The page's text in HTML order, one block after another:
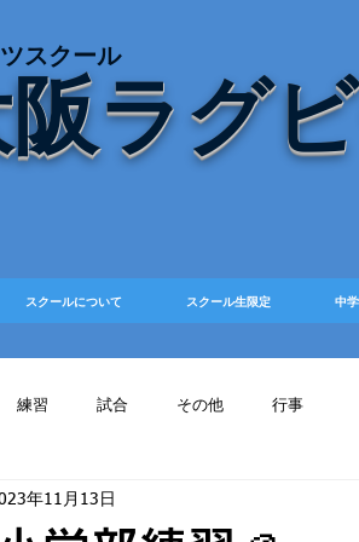
ラグ
スクール
スクールについて スクール生限定 中
練習 試合 その他 行事
年11月13日